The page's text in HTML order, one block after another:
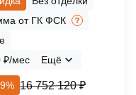
от ГК ФСК
₽/мес
Ещё
16 752 120 ₽